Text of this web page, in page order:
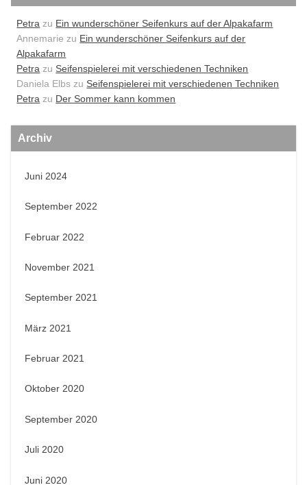
Petra zu Ein wunderschöner Seifenkurs auf der Alpakafarm
Annemarie zu Ein wunderschöner Seifenkurs auf der
Alpakafarm
Petra zu Seifenspielerei mit verschiedenen Techniken
Daniela Elbs zu Seifenspielerei mit verschiedenen Techniken
Petra zu Der Sommer kann kommen
Archiv
Juni 2024
September 2022
Februar 2022
November 2021
September 2021
März 2021
Februar 2021
Oktober 2020
September 2020
Juli 2020
Juni 2020